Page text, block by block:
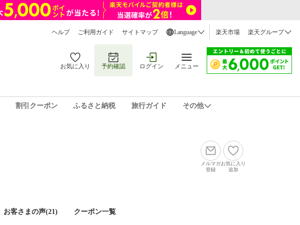
ヘルプ ご利用ガイド サイトマップ Language 楽天市場 楽天グループ
お気に入り 予約確認 ログイン メニュー
割引クーポン ふるさと納税 旅行ガイド その他
メルマガ
登録
お気に入り
追加
お客さまの声(21) クーポン一覧